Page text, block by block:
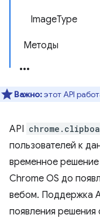
ImageType
Методы
Важно:этот API
API
пользователей к
временное
Chrome OS до
вебом. Поддержка
появления